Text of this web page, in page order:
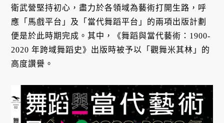
衛武營堅持初心，盡力於各領域為藝術打開生路，呼
應「馬戲平台」及「當代舞蹈平台」的兩項出版計劃
便是於此時期完成。其中，《舞蹈與當代藝術：1900-
2020 年跨域舞蹈史》出版時被予以「觀舞米其林」的
高度讚譽。